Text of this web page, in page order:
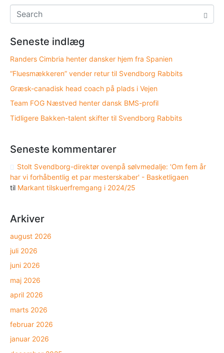
Seneste indlæg
Randers Cimbria henter dansker hjem fra Spanien
“Fluesmækkeren” vender retur til Svendborg Rabbits
Græsk-canadisk head coach på plads i Vejen
Team FOG Næstved henter dansk BMS-profil
Tidligere Bakken-talent skifter til Svendborg Rabbits
Seneste kommentarer
Stolt Svendborg-direktør ovenpå sølvmedalje: 'Om fem år
har vi forhåbentlig et par mesterskaber' - Basketligaen
til Markant tilskuerfremgang i 2024/25
Arkiver
august 2026
juli 2026
juni 2026
maj 2026
april 2026
marts 2026
februar 2026
januar 2026